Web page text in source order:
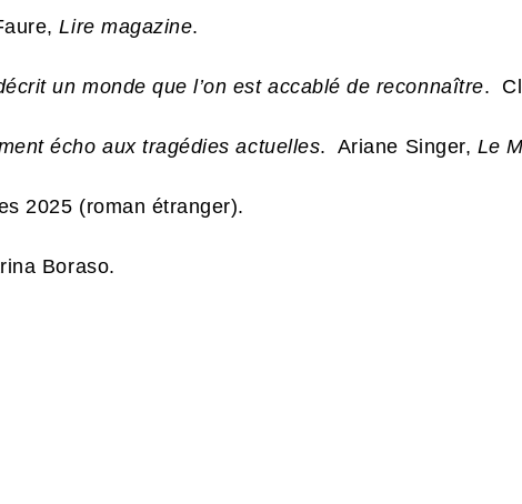
Lire magazine.
un monde que l’on est accablé de reconnaître.
écho aux tragédies actuelles. Ariane Singer, Le
2025 (roman étranger).
Boraso.